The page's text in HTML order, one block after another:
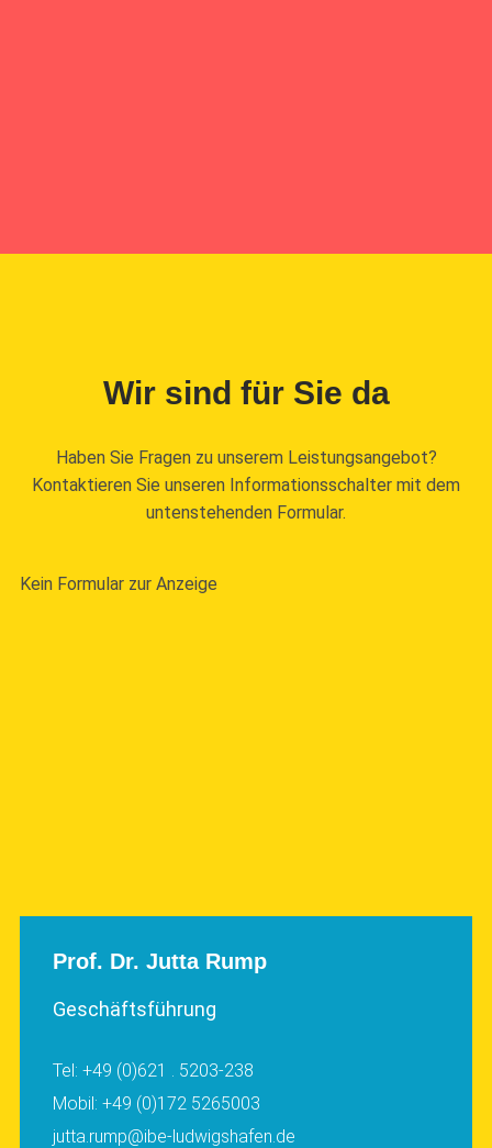
Wir sind für Sie da
Haben Sie Fragen zu unserem Leistungsangebot?
Kontaktieren Sie unseren Informationsschalter mit dem
untenstehenden Formular.
Kein Formular zur Anzeige
Prof. Dr. Jutta Rump
Geschäftsführung
Tel: +49 (0)621 . 5203-238
Mobil: +49 (0)172 5265003
jutta.rump@ibe-ludwigshafen.de